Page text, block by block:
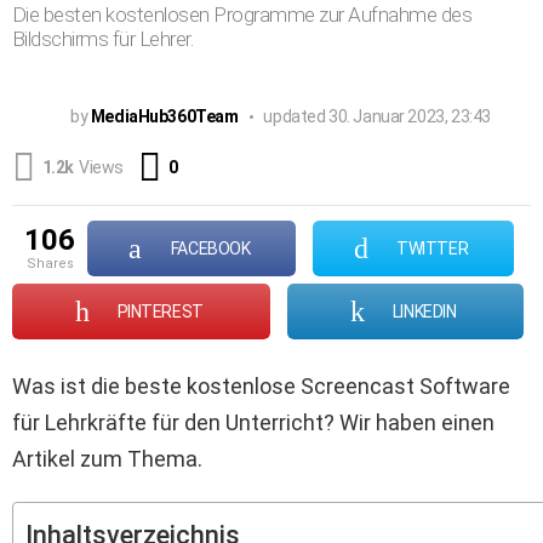
Die besten kostenlosen Programme zur Aufnahme des
Bildschirms für Lehrer.
by MediaHub360Team updated 30. Januar 2023, 23:43
1.2k Views 0
106
shares
FACEBOOK TWITTER
PINTEREST LINKEDIN
Was ist die beste kostenlose Screencast Software
für Lehrkräfte für den Unterricht? Wir haben einen
Artikel zum Thema.
Inhaltsverzeichnis